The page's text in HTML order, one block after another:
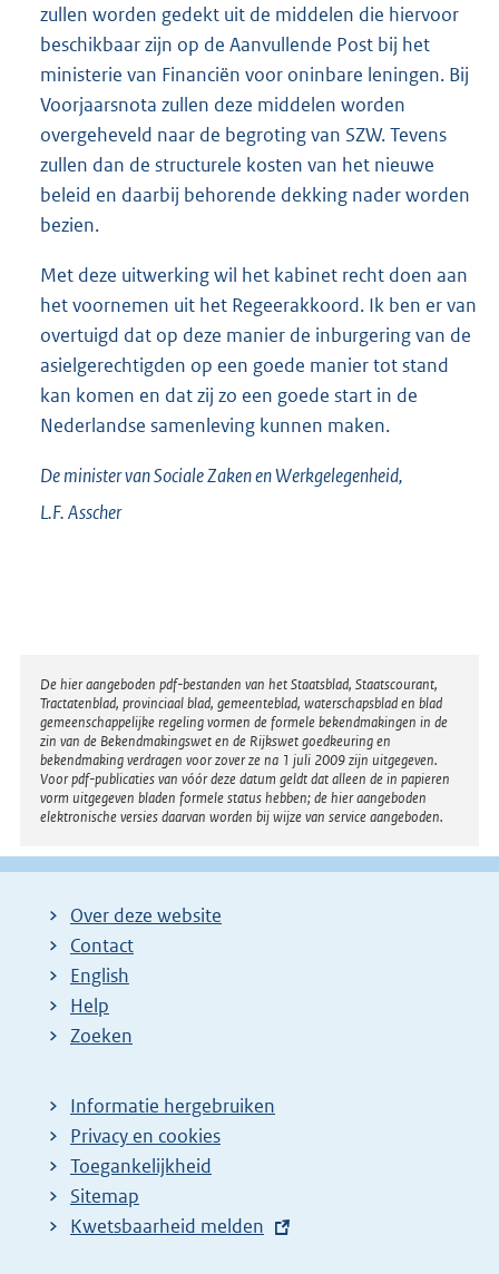
zullen worden gedekt uit de middelen die hiervoor
beschikbaar zijn op de Aanvullende Post bij het
ministerie van Financiën voor oninbare leningen. Bij
Voorjaarsnota zullen deze middelen worden
overgeheveld naar de begroting van SZW. Tevens
zullen dan de structurele kosten van het nieuwe
beleid en daarbij behorende dekking nader worden
bezien.
Met deze uitwerking wil het kabinet recht doen aan
het voornemen uit het Regeerakkoord. Ik ben er van
overtuigd dat op deze manier de inburgering van de
asielgerechtigden op een goede manier tot stand
kan komen en dat zij zo een goede start in de
Nederlandse samenleving kunnen maken.
De minister van Sociale Zaken en Werkgelegenheid,
L.F.Asscher
Disclaimer
De hier aangeboden pdf-bestanden van het Staatsblad, Staatscourant,
Tractatenblad, provinciaal blad, gemeenteblad, waterschapsblad en blad
gemeenschappelijke regeling vormen de formele bekendmakingen in de
zin van de Bekendmakingswet en de Rijkswet goedkeuring en
bekendmaking verdragen voor zover ze na 1 juli 2009 zijn uitgegeven.
Voor pdf-publicaties van vóór deze datum geldt dat alleen de in papieren
vorm uitgegeven bladen formele status hebben; de hier aangeboden
elektronische versies daarvan worden bij wijze van service aangeboden.
Over deze website
Contact
English
Help
Zoeken
Informatie hergebruiken
Privacy en cookies
Toegankelijkheid
Sitemap
E
Kwetsbaarheid melden